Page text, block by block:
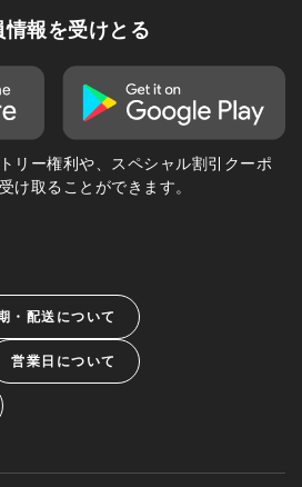
報を受けとる
リー権利や、スペシャル割引クーポ
け取ることができます。
・配送について
営業日について